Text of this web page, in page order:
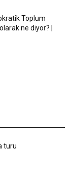
Toplum
ne diyor? |
turu